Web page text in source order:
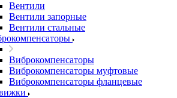
Вентили
Вентили запорные
Вентили стальные
Виброкомпенсаторы
Виброкомпенсаторы муфтовые
Виброкомпенсаторы фланцевые